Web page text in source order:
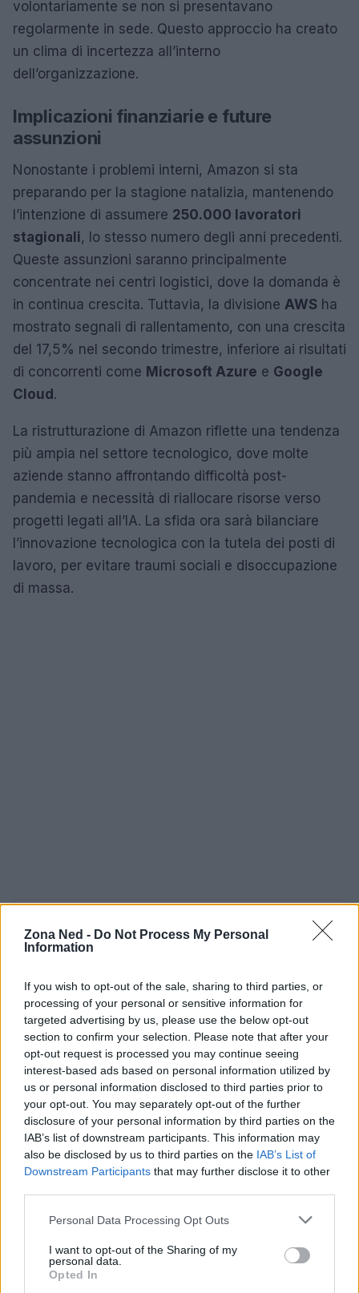
Zona Ned - Do Not Process My Personal
Information
If you wish to opt-out of the sale, sharing to third parties, or
processing of your personal or sensitive information for
targeted advertising by us, please use the below opt-out
section to confirm your selection. Please note that after your
opt-out request is processed you may continue seeing
interest-based ads based on personal information utilized by
us or personal information disclosed to third parties prior to
your opt-out. You may separately opt-out of the further
disclosure of your personal information by third parties on the
IAB’s list of downstream participants. This information may
also be disclosed by us to third parties on the IAB’s List of
Downstream Participants that may further disclose it to other
Please note that this website/app uses one or more Google
not limited to your visit or usage behaviour. You may click to
grant or deny consent to Google and its third-party tags to
use your data for below specified purposes in below Google
Personal Data Processing Opt Outs
I want to opt-out of the Sharing of my
personal data.
Opted In
volontariamente se non si presentavano
regolarmente in sede. Questo approccio ha creato
un clima di incertezza all’interno
dell’organizzazione.
Implicazioni finanziarie e future
assunzioni
Nonostante i problemi interni, Amazon si sta
preparando per la stagione natalizia, mantenendo
l’intenzione di assumere 250.000 lavoratori
stagionali, lo stesso numero degli anni precedenti.
Queste assunzioni saranno principalmente
concentrate nei centri logistici, dove la domanda è
in continua crescita. Tuttavia, la divisione AWS ha
mostrato segnali di rallentamento, con una crescita
del 17,5% nel secondo trimestre, inferiore ai risultati
di concorrenti come Microsoft Azure e Google
Cloud.
La ristrutturazione di Amazon riflette una tendenza
più ampia nel settore tecnologico, dove molte
aziende stanno affrontando difficoltà post-
pandemia e necessità di riallocare risorse verso
progetti legati all’IA. La sfida ora sarà bilanciare
l’innovazione tecnologica con la tutela dei posti di
lavoro, per evitare traumi sociali e disoccupazione
di massa.
Staff